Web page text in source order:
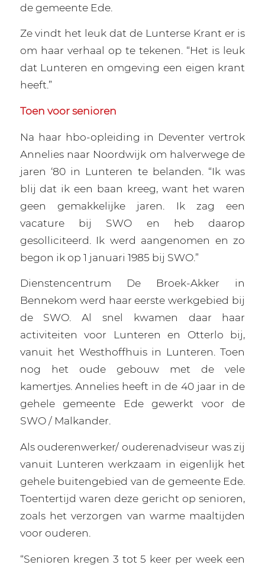
de gemeente Ede.
Ze vindt het leuk dat de Lunterse Krant er is
om haar verhaal op te tekenen. “Het is leuk
dat Lunteren en omgeving een eigen krant
heeft.”
Toen voor senioren
Na haar hbo-opleiding in Deventer vertrok
Annelies naar Noordwijk om halverwege de
jaren ‘80 in Lunteren te belanden. “Ik was
blij dat ik een baan kreeg, want het waren
geen gemakkelijke jaren. Ik zag een
vacature bij SWO en heb daarop
gesolliciteerd. Ik werd aangenomen en zo
begon ik op 1 januari 1985 bij SWO.”
Dienstencentrum De Broek-Akker in
Bennekom werd haar eerste werkgebied bij
de SWO. Al snel kwamen daar haar
activiteiten voor Lunteren en Otterlo bij,
vanuit het Westhoffhuis in Lunteren. Toen
nog het oude gebouw met de vele
kamertjes. Annelies heeft in de 40 jaar in de
gehele gemeente Ede gewerkt voor de
SWO / Malkander.
Als ouderenwerker/ ouderenadviseur was zij
vanuit Lunteren werkzaam in eigenlijk het
gehele buitengebied van de gemeente Ede.
Toentertijd waren deze gericht op senioren,
zoals het verzorgen van warme maaltijden
voor ouderen.
“Senioren kregen 3 tot 5 keer per week een